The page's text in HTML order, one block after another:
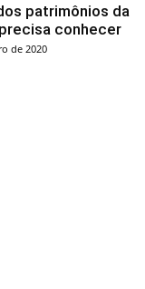
patrimônios da
conhecer
de 2020